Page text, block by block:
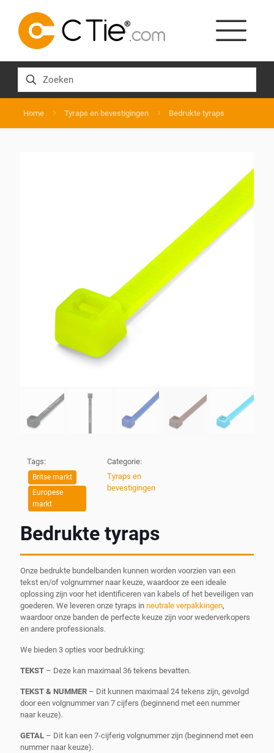
Home Tyraps en bevestigingen Bedrukte tyraps
Tags:
Britse markt
Europese
markt
Categorie:
Tyraps en
bevestigingen
Bedrukte tyraps
Onze bedrukte bundelbanden kunnen worden voorzien van een
tekst en/of volgnummer naar keuze, waardoor ze een ideale
oplossing zijn voor het identificeren van kabels of het beveiligen van
goederen. We leveren onze tyraps in neutrale verpakkingen,
waardoor onze banden de perfecte keuze zijn voor wederverkopers
en andere professionals.
We bieden 3 opties voor bedrukking:
TEKST – Deze kan maximaal 36 tekens bevatten.
TEKST & NUMMER – Dit kunnen maximaal 24 tekens zijn, gevolgd
door een volgnummer van 7 cijfers (beginnend met een nummer
naar keuze).
GETAL – Dit kan een 7-cijferig volgnummer zijn (beginnend met een
nummer naar keuze).